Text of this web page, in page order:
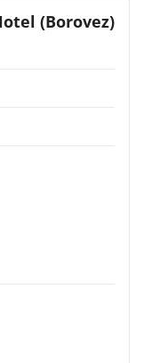
(Borovez)